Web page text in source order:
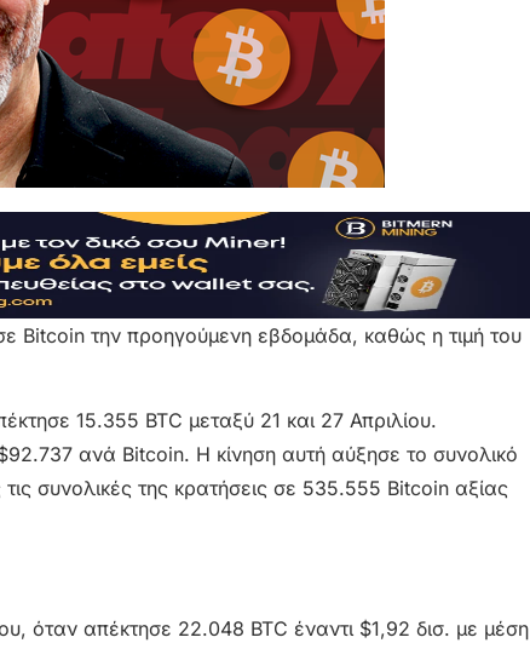
Bitcoin την προηγούμενη εβδομάδα, καθώς η τιμή του
15.355 BTC μεταξύ 21 και 27 Απριλίου.
ανά Bitcoin. Η κίνηση αυτή αύξησε το συνολικό
συνολικές της κρατήσεις σε 535.555 Bitcoin αξίας
όταν απέκτησε 22.048 BTC έναντι $1,92 δισ. με μέση